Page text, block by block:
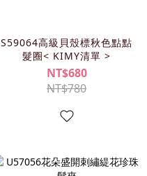
S59064高級貝殼標秋色點點
髮圈< KIMY清單 >
NT$680
NT$780